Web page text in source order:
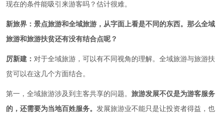
现在的条件能吸引来游客吗？估计很难。
新旅界： 景点旅游和全域旅游，从字面上看是不同的东西。那么全域
旅游和旅游扶贫还有没有结合点呢？
厉新建： 对于全域旅游，可以有不同视角的理解。全域旅游与旅游扶
贫可以在这几个方面结合。
第一，全域旅游涉及到主客共享的问题。 旅游发展不仅是为游客服务
的，还需要为当地百姓服务。 发展旅游业不能只是让投资者得益，也